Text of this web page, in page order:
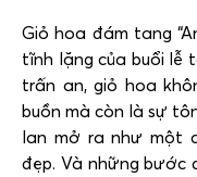
Giỏ hoa đám tang
tĩnh lặng của buổi lễ
trấn an, giỏ hoa
buồn mà còn là sự
lan mở ra như một
đẹp. Và những bước